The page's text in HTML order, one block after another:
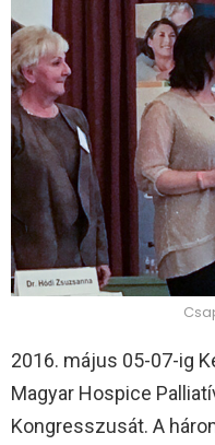
2016. május 05-07-ig
Magyar Hospice
Kongresszusát. A